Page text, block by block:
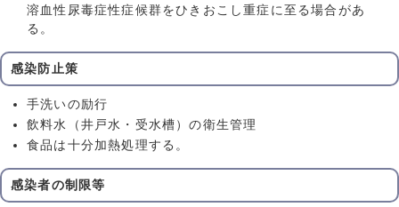
溶血性尿毒症性症候群をひきおこし重症に至る場合があ
る。
感染防止策
手洗いの励行
飲料水（井戸水・受水槽）の衛生管理
食品は十分加熱処理する。
感染者の制限等